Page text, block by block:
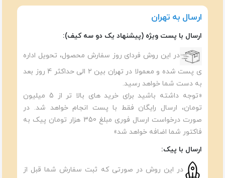
ارسال به تهران
ارسال با پست ویژه (پیشنهاد یک دو سه کیف):
در این روش فردای روز سفارش محصول، تحویل اداره
ی پست شده و معمولا در تهران بین ۲ الی حداکثر 4 روز بعد
به دست شما خواهد رسید.
«توجه داشته باشید برای خرید های بالا تر از 5 میلیون
تومان، ارسال رایگان فقط با پست انجام خواهد شد. در
صورت درخواست ارسال فوری مبلغ 350 هزار تومان پیک به
فاکتور شما اضافه خواهد شد»
ارسال با پیک:
در این روش در صورتی که ثبت سفارش شما قبل از